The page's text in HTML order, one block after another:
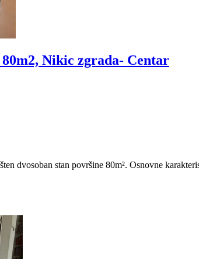
Nikic zgrada- Centar
dvosoban stan površine 80m². Osnovne